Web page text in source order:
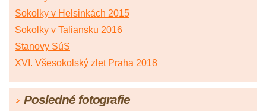
Sokolky v Helsinkách 2015
Sokolky v Taliansku 2016
Stanovy SúS
XVI. Všesokolský zlet Praha 2018
Posledné fotografie